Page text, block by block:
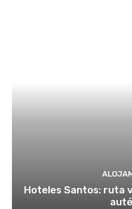
Hoteles Santos: ruta